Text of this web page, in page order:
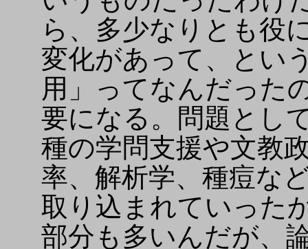
ら、多少なりとも役
変化があって、とい
用」ってなんだった
要になる。問題とし
種の学問支援や文教
率、解析学、種痘な
取り込まれていった
部分も多いんだが、